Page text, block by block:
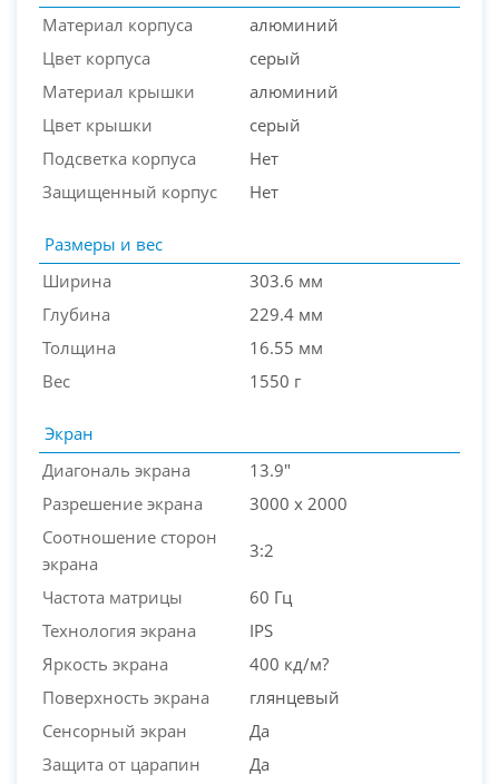
Материал корпуса
алюминий
Цвет корпуса
серый
Материал крышки
алюминий
Цвет крышки
серый
Подсветка корпуса
Нет
Защищенный корпус
Нет
Размеры и вес
Ширина
303.6 мм
Глубина
229.4 мм
Толщина
16.55 мм
Вес
1550 г
Экран
Диагональ экрана
13.9"
Разрешение экрана
3000 x 2000
Соотношение сторон
экрана
3:2
Частота матрицы
60 Гц
Технология экрана
IPS
Яркость экрана
400 кд/м?
Поверхность экрана
глянцевый
Сенсорный экран
Да
Защита от царапин
Да